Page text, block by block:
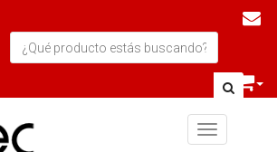
Toggle